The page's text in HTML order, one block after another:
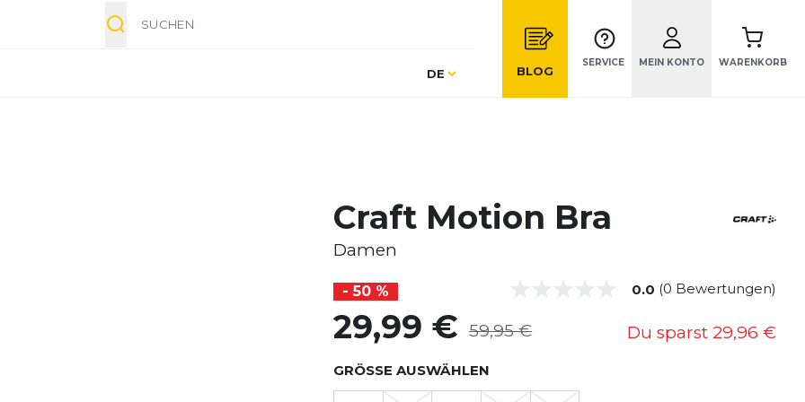
Sprache
DE BLOG
SERVICE MEIN KONTO WARENKORB
Craft Motion Bra
Damen
- 50 % 0.0 (0 Bewertungen)
29,99 € 59,95 € Du sparst 29,96 €
GRÖSSE AUSWÄHLEN